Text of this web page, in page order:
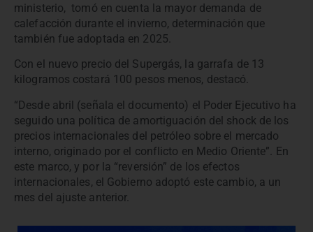
ministerio, tomó en cuenta la mayor demanda de
calefacción durante el invierno, determinación que
también fue adoptada en 2025.
Con el nuevo precio del Supergás, la garrafa de 13
kilogramos costará 100 pesos menos, destacó.
“Desde abril (señala el documento) el Poder Ejecutivo ha
seguido una política de amortiguación del shock de los
precios internacionales del petróleo sobre el mercado
interno, originado por el conflicto en Medio Oriente”. En
este marco, y por la “reversión” de los efectos
internacionales, el Gobierno adoptó este cambio, a un
mes del ajuste anterior.